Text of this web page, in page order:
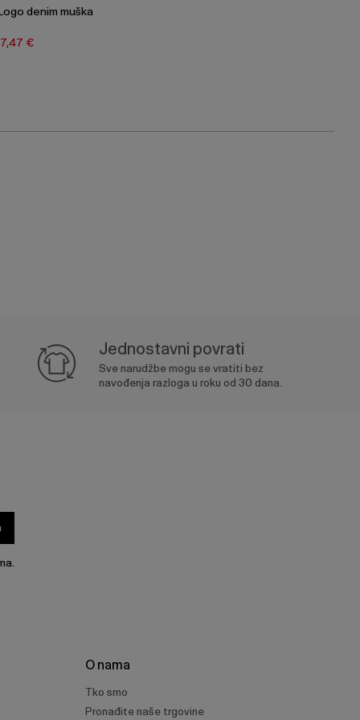
denim muška
€
Jednostavni povrati
Sve narudžbe mogu se vratiti bez
navođenja razloga u roku od 30 dana.
O nama
Tko smo
Pronađite naše trgovine